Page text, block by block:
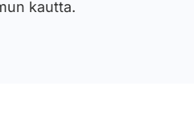
kautta.